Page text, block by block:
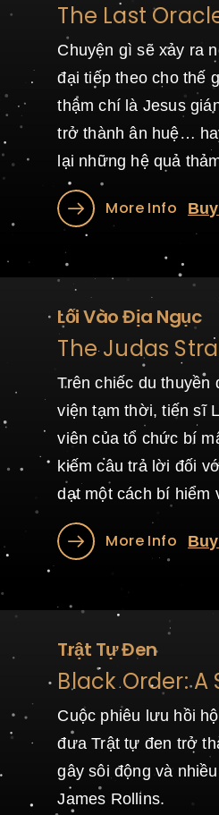
The Last
Chuyện gì sẽ xảy ra
đại tiếp theo cho thế
thậm chí là Jesus
trở thành ân huệ…
lại những hệ quả
More Info
Lối Vào Địa Ngục
The Judas
Trên chiếc du thuyền
viện tạm thời, tiến sĩ
viên của tổ chức bí
kiếm câu trả lời đối
dạt một cách bí hiểm
More Info
Trật Tự Đen
Black Order: A
Cuộc phiêu lưu hồi
đưa Trật tự đen trở
gây sôi động và
James Rollins.